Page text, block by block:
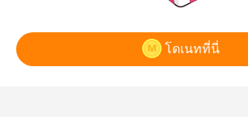
โดเนทที่นี่